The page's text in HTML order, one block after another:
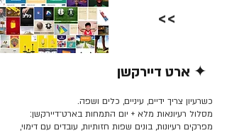
>>
✦ ארט דיירקשן
כשרעיון צריך ידיים, עיניים, כלים ושפה.
מסלול רעיונאות מלא + יום התמחות בארט־דיירקשן:
מפרקים רעיונות, בונים שפות חזותיות, עובדים עם דימוי,